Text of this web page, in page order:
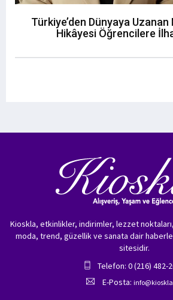
Türkiye’den Dünyaya
Hikâyesi Öğrencilere
Kioskla, etkinlikler, indirimler, lezzet
moda, trend, güzellik ve sanata dair
sitesidir.
Telefon: 0 (216) 482-
E-Posta: